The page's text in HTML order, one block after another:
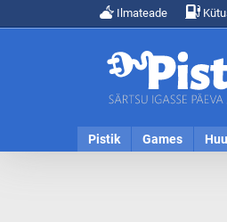
Ilmateade
Pistik Games